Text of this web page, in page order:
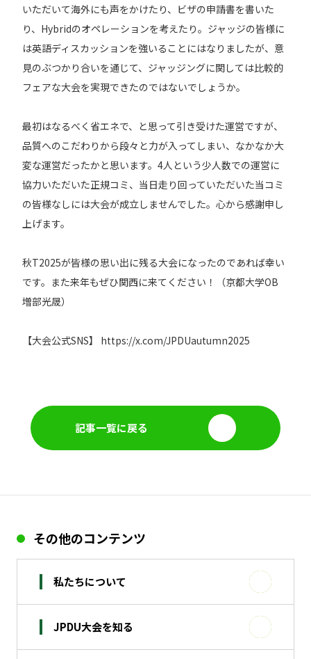
いただいて海外にも声をかけたり、ビザの申請書を書いた
り、Hybridのオペレーションを考えたり。ジャッジの皆様に
は英語ディスカッションを強いることにはなりましたが、意
見のぶつかり合いを通じて、ジャッジングに関しては比較的
フェアな大会を実現できたのではないでしょうか。
最初はなるべく省エネで、と思って引き受けた運営ですが、
品質へのこだわりから段々と力が入ってしまい、なかなか大
変な運営だったかと思います。4人という少人数での運営に
協力いただいた正規コミ、当日走り回っていただいた当コミ
の皆様なしには大会が成立しませんでした。心から感謝申し
上げます。
秋T2025が皆様の思い出に残る大会になったのであれば幸い
です。また来年もぜひ関西に来てください！（京都大学OB
増部光晟）
【大会公式SNS】 https://x.com/JPDUautumn2025
記事一覧に戻る
その他のコンテンツ
私たちについて
JPDU大会を知る